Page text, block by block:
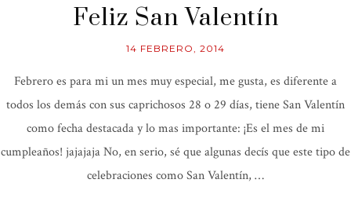
Feliz San Valentín
14 FEBRERO, 2014
Febrero es para mi un mes muy especial, me gusta, es diferente a
todos los demás con sus caprichosos 28 o 29 días, tiene San Valentín
como fecha destacada y lo mas importante: ¡Es el mes de mi
cumpleaños! jajajaja No, en serio, sé que algunas decís que este tipo de
celebraciones como San Valentín, …